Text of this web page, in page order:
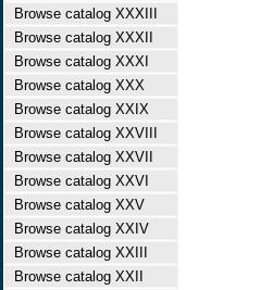
Browse catalog XXXIII
Browse catalog XXXII
Browse catalog XXXI
Browse catalog XXX
Browse catalog XXIX
Browse catalog XXVIII
Browse catalog XXVII
Browse catalog XXVI
Browse catalog XXV
Browse catalog XXIV
Browse catalog XXIII
Browse catalog XXII